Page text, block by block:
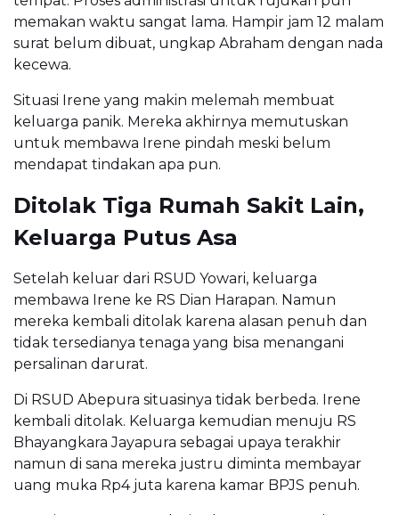
memakan waktu sangat lama. Hampir jam 12 malam
surat belum dibuat, ungkap Abraham dengan nada
kecewa.
Situasi Irene yang makin melemah membuat
keluarga panik. Mereka akhirnya memutuskan
untuk membawa Irene pindah meski belum
mendapat tindakan apa pun.
Ditolak Tiga Rumah Sakit Lain,
Keluarga Putus Asa
Setelah keluar dari RSUD Yowari, keluarga
membawa Irene ke RS Dian Harapan. Namun
mereka kembali ditolak karena alasan penuh dan
tidak tersedianya tenaga yang bisa menangani
persalinan darurat.
Di RSUD Abepura situasinya tidak berbeda. Irene
kembali ditolak. Keluarga kemudian menuju RS
Bhayangkara Jayapura sebagai upaya terakhir
namun di sana mereka justru diminta membayar
uang muka Rp4 juta karena kamar BPJS penuh.